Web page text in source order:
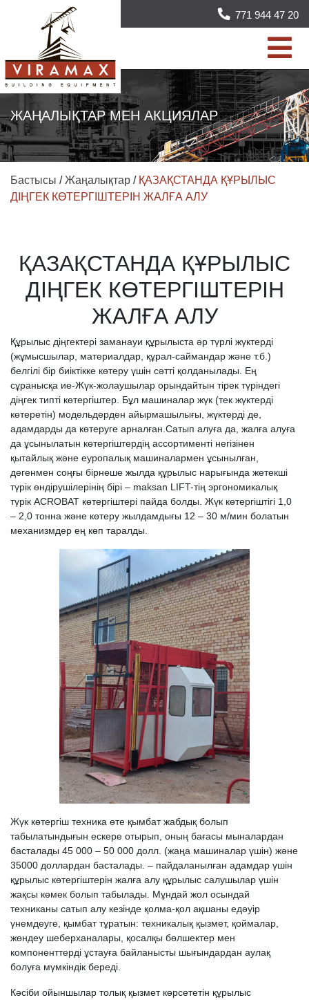
771 944 47 20
ЖАҢАЛЫҚТАР МЕН АКЦИЯЛАР
Бастысы / Жаңалықтар / ҚАЗАҚСТАНДА ҚҰРЫЛЫС
ДІҢГЕК КӨТЕРГІШТЕРІН ЖАЛҒА АЛУ
ҚАЗАҚСТАНДА ҚҰРЫЛЫС
ДІҢГЕК КӨТЕРГІШТЕРІН
ЖАЛҒА АЛУ
Құрылыс діңгектері заманауи құрылыста әр түрлі жүктерді
(жұмысшылар, материалдар, құрал-саймандар және т.б.)
белгілі бір биіктікке көтеру үшін сәтті қолданылады. Ең
сұранысқа ие-Жүк-жолаушылар орындайтын тірек түріндегі
діңгек типті көтергіштер. Бұл машиналар жүк (тек жүктерді
көтеретін) модельдерден айырмашылығы, жүктерді де,
адамдарды да көтеруге арналған.Сатып алуға да, жалға алуға
да ұсынылатын көтергіштердің ассортименті негізінен
қытайлық және еуропалық машиналармен ұсынылған,
дегенмен соңғы бірнеше жылда құрылыс нарығында жетекші
түрік өндірушілерінің бірі – maksan LIFT-тің эргономикалық
түрік ACROBAT көтергіштері пайда болды. Жүк көтергіштігі 1,0
– 2,0 тонна және көтеру жылдамдығы 12 – 30 м/мин болатын
механизмдер ең көп таралды.
Жүк көтергіш техника өте қымбат жабдық болып
табылатындығын ескере отырып, оның бағасы мыналардан
басталады 45 000 – 50 000 долл. (жаңа машиналар үшін) және
35000 доллардан басталады. – пайдаланылған адамдар үшін
құрылыс көтергіштерін жалға алу құрылыс салушылар үшін
жақсы көмек болып табылады. Мұндай жол осындай
техниканы сатып алу кезінде қолма-қол ақшаны едәуір
үнемдеуге, қымбат тұратын: техникалық қызмет, қоймалар,
жөндеу шеберханалары, қосалқы бөлшектер мен
компоненттерді ұстауға байланысты шығындардан аулақ
болуға мүмкіндік береді.
Кәсіби ойыншылар толық қызмет көрсететін құрылыс